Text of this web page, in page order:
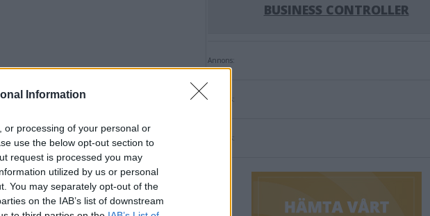
Information
or processing of your personal or
use the below opt-out section to
request is processed you may
utilized by us or personal
You may separately opt-out of the
on the IAB’s list of downstream
BUSINESS CONTROLLER
Annons:
Annons:
Annons: